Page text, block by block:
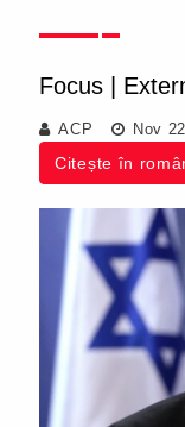
Focus
ACP Nov
Citește în